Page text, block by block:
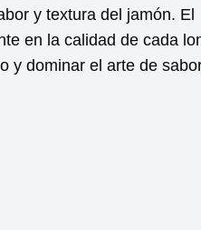
y textura del jamón. El
en la calidad de cada
y dominar el arte de